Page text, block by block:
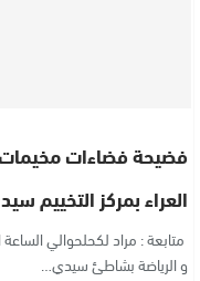
فضيحة فضاءات مخيمات
العراء بمركز التخييم
متابعة : مراد لكحلحوالي
و الرياضة بشاطئ سيدي…